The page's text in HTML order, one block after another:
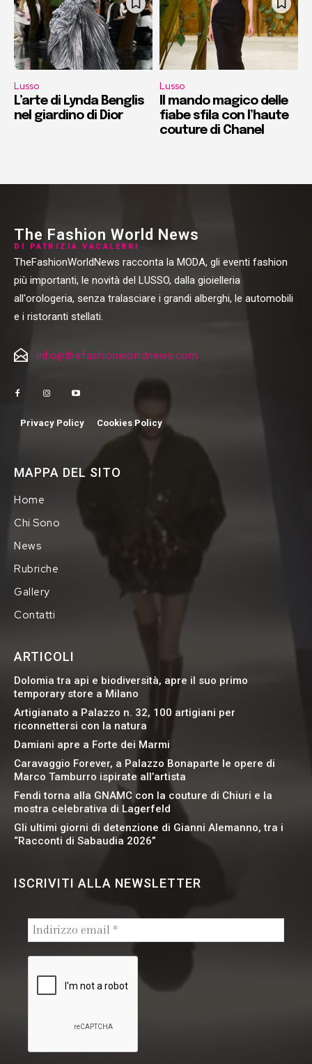
Lusso
L’arte di Lynda Benglis
nel giardino di Dior
Lusso
Il mando magico delle
fiabe sfila con l’haute
couture di Chanel
The Fashion World News
DI PATRIZIA VACALEBRI
TheFashionWorldNews racconta la MODA, gli eventi fashion
più importanti, le novità del LUSSO, dalla gioielleria
all'orologeria, senza tralasciare i grandi alberghi, le automobili
e i ristoranti stellati.
info@thefashionworldnews.com
Privacy Policy Cookies Policy
MAPPA DEL SITO
Home
Chi Sono
News
Rubriche
Gallery
Contatti
ARTICOLI
Dolomia tra api e biodiversità, apre il suo primo
temporary store a Milano
Artigianato a Palazzo n. 32, 100 artigiani per
riconnettersi con la natura
Damiani apre a Forte dei Marmi
Caravaggio Forever, a Palazzo Bonaparte le opere di
Marco Tamburro ispirate all’artista
Fendi torna alla GNAMC con la couture di Chiuri e la
mostra celebrativa di Lagerfeld
Gli ultimi giorni di detenzione di Gianni Alemanno, tra i
“Racconti di Sabaudia 2026”
ISCRIVITI ALLA NEWSLETTER